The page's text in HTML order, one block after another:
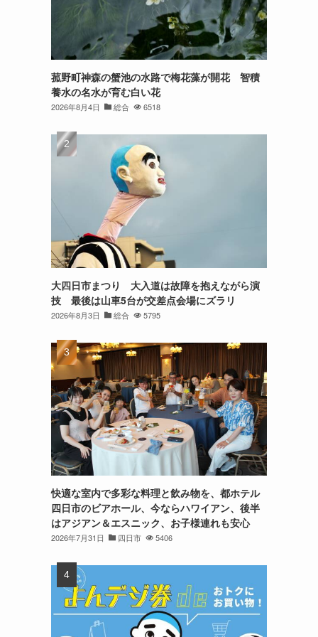
菰野町神森の蟹池の水路で梅花藻が開花 智積
養水の名水が育む白い花
2026年8月4日 総合 6518
大四日市まつり 大入道は故障を抱えながら演
技 最後は山車5台が交差点会場にズラリ
2026年8月3日 総合 5795
快適な室内で多彩な料理と飲み物を、都ホテル
四日市のビアホール、今ならハワイアン、後半
はアジアン＆エスニック、お子様連れも安心
2026年7月31日 四日市 5406